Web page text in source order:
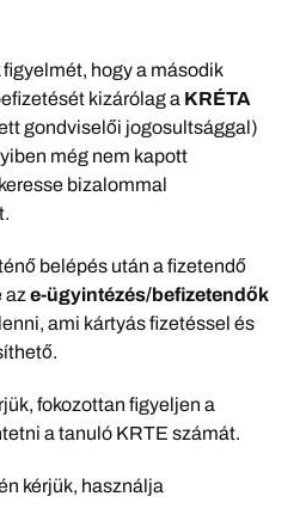
hogy a második
kizárólag a KRÉTA
gondviselői jogosultsággal)
még nem kapott
bizalommal
belépés után a fizetendő
aze-ügyintézés/befizetendők
ami kártyás fizetéssel és
fokozottan figyeljen a
a tanuló KRTE számát.
kérjük, használja